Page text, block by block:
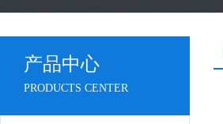
产品中心
PRODUCTS CENTER